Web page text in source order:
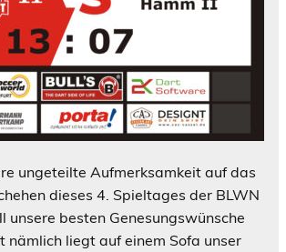
ungeteilte Aufmerksamkeit auf das
dieses 4. Spieltages der BLWN
unsere besten Genesungswünsche
nämlich liegt auf einem Sofa unser